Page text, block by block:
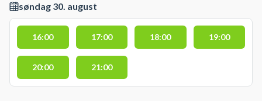
søndag 30. august
16:00 17:00 18:00 19:00
20:00 21:00